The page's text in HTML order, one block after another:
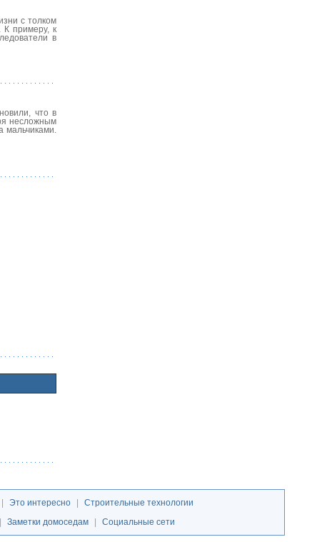
с толком
К примеру, к
в
что в
несложным
| Это интересно |
Строительные технологии
| Заметки домоседам | Социальные сети